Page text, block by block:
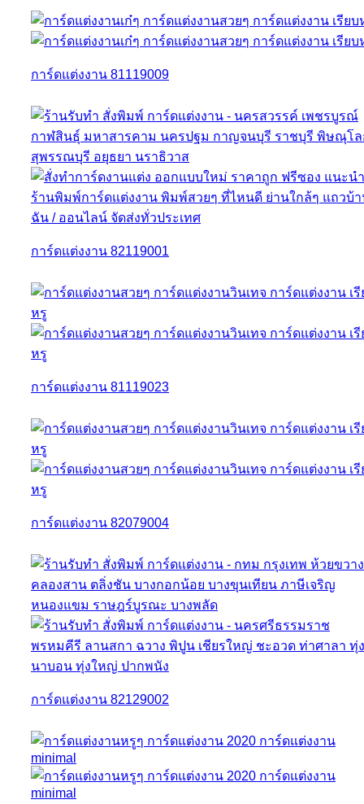
การ์ดแต่งงาน 81119009
การ์ดแต่งงาน 82119001
การ์ดแต่งงาน 81119023
การ์ดแต่งงาน 82079004
การ์ดแต่งงาน 82129002